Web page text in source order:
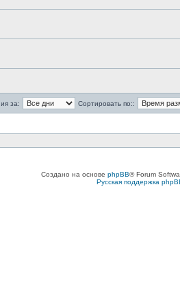
за:
Сортировать по::
Создано на основе phpBB® Forum
Русская поддержка